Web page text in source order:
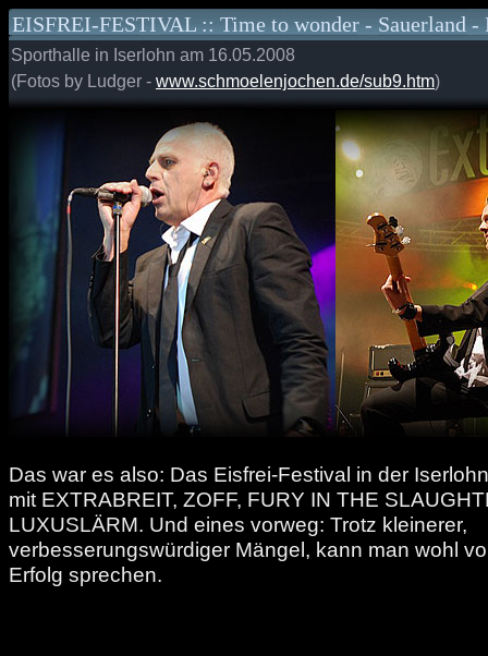
EISFREI-FESTIVAL :: Time to wonder - Sauerland -
Sporthalle in Iserlohn am 16.05.2008
(Fotos by Ludger - www.schmoelenjochen.de/sub9.htm)
Das war es also: Das Eisfrei-Festival in der
mit EXTRABREIT, ZOFF, FURY IN THE
LUXUSLÄRM. Und eines vorweg: Trotz kleinerer,
verbesserungswürdiger Mängel, kann man wohl
Erfolg sprechen.